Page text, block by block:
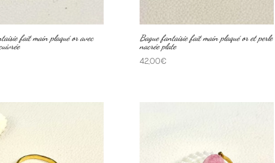
fait main plaqué or avec
Bague fantaisie fait main plaqué or et perle
nacrée plate
42,00€